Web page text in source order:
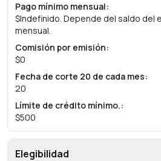
Pago mínimo mensual:
$Indefinido. Depende del saldo del
mensual.
Comisión por emisión:
$0
Fecha de corte 20 de cada mes:
20
Límite de crédito mínimo.:
$500
Elegibilidad